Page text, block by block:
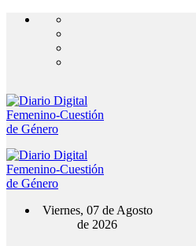
Viernes, 07 de Agosto
de 2026